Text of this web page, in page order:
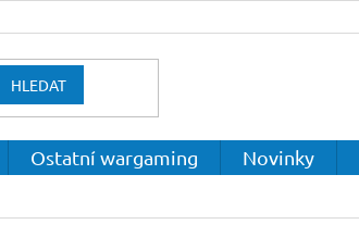
HLEDAT
Ostatní wargaming Novinky